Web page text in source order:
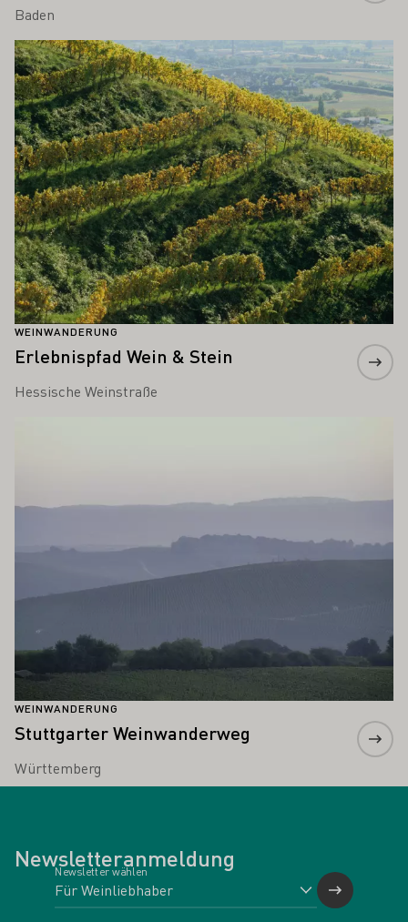
Baden
WEINWANDERUNG
Erlebnispfad Wein & Stein
Hessische Weinstraße
Mehr erfahren
WEINWANDERUNG
Stuttgarter Weinwanderweg
Württemberg
Newsletteranmeldung
Newsletter wählen